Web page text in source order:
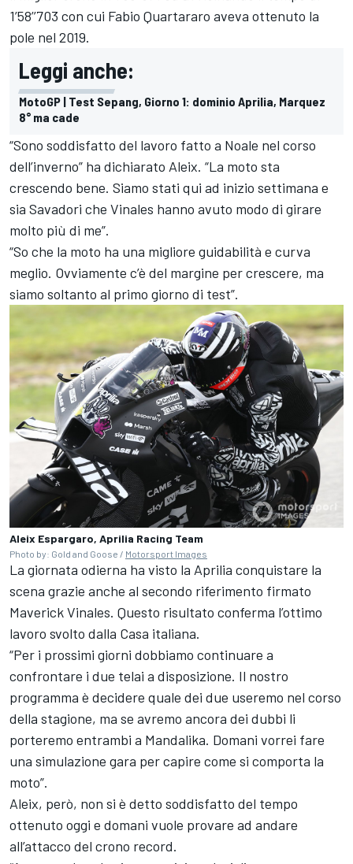
1’58’’703 con cui Fabio Quartararo aveva ottenuto la
pole nel 2019.
Leggi anche:
MotoGP | Test Sepang, Giorno 1: dominio Aprilia, Marquez
8° ma cade
“Sono soddisfatto del lavoro fatto a Noale nel corso
dell’inverno” ha dichiarato Aleix. “La moto sta
crescendo bene. Siamo stati qui ad inizio settimana e
sia Savadori che Vinales hanno avuto modo di girare
molto più di me”.
“So che la moto ha una migliore guidabilità e curva
meglio. Ovviamente c’è del margine per crescere, ma
siamo soltanto al primo giorno di test”.
Aleix Espargaro, Aprilia Racing Team
Photo by: Gold and Goose / Motorsport Images
La giornata odierna ha visto la Aprilia conquistare la
scena grazie anche al secondo riferimento firmato
Maverick Vinales. Questo risultato conferma l’ottimo
lavoro svolto dalla Casa italiana.
“Per i prossimi giorni dobbiamo continuare a
confrontare i due telai a disposizione. Il nostro
programma è decidere quale dei due useremo nel corso
della stagione, ma se avremo ancora dei dubbi li
porteremo entrambi a Mandalika. Domani vorrei fare
una simulazione gara per capire come si comporta la
moto”.
Aleix, però, non si è detto soddisfatto del tempo
ottenuto oggi e domani vuole provare ad andare
all’attacco del crono record.